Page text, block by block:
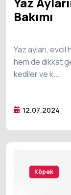
Bakımı
Yaz ayları,
hem de dikkat
kediler ve k...
12.07.2024
Kedi
Köpek